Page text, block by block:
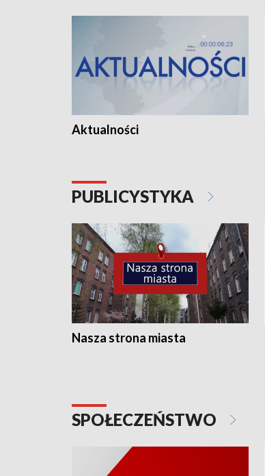
Aktualności
PUBLICYSTYKA
Nasza strona miasta
SPOŁECZEŃSTWO